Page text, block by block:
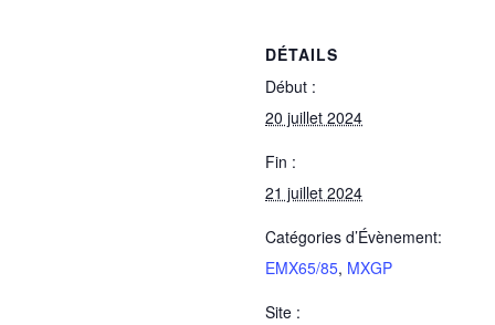
DÉTAILS
Début :
20 juillet 2024
Fin :
21 juillet 2024
Catégories d’Évènement:
EMX65/85, MXGP
Site :